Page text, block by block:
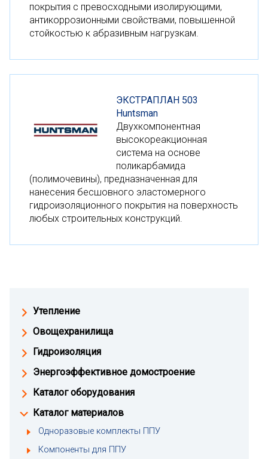
Утепление
Овощехранилища
Гидроизоляция
Энергоэффективное домостроение
Каталог оборудования
Каталог материалов
Одноразовые комплекты ППУ
Компоненты для ППУ
покрытия с превосходными изолирующими,
антикоррозионными свойствами, повышенной
стойкостью к абразивным нагрузкам.
ЭКСТРАПЛАН 503
Huntsman
Двухкомпонентная
высокореакционная
система на основе
поликарбамида
(полимочевины), предназначенная для
нанесения бесшовного эластомерного
гидроизоляционного покрытия на поверхность
любых строительных конструкций.